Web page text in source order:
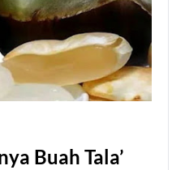
Buah Tala’